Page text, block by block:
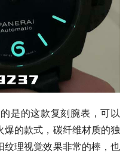
是的这款复刻腕表，可以
的款式，碳纤维材质的独
纹理视觉效果非常的棒，也